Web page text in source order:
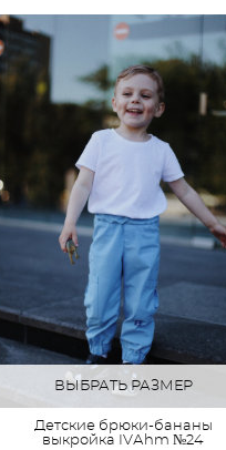
ВЫБРАТЬ РАЗМЕР
Детские брюки-бананы
выкройка IVАhm №24